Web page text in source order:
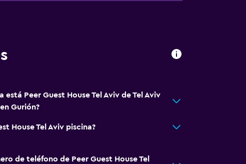
está Peer Guest House Tel Aviv de Tel Aviv
Gurión?
House Tel Aviv piscina?
de teléfono de Peer Guest House Tel